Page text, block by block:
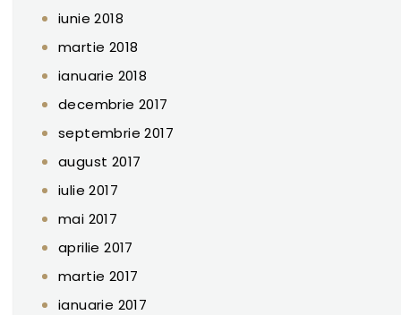
iunie 2018
martie 2018
ianuarie 2018
decembrie 2017
septembrie 2017
august 2017
iulie 2017
mai 2017
aprilie 2017
martie 2017
ianuarie 2017